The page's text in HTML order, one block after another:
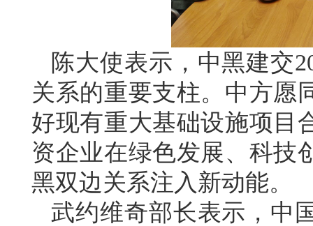
陈大使表示，中黑建交
关系的重要支柱。中方愿
好现有重大基础设施项目
资企业在绿色发展、科技
黑双边关系注入新动能。
武约维奇部长表示，中